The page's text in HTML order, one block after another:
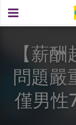
【薪
問題嚴
僅男性